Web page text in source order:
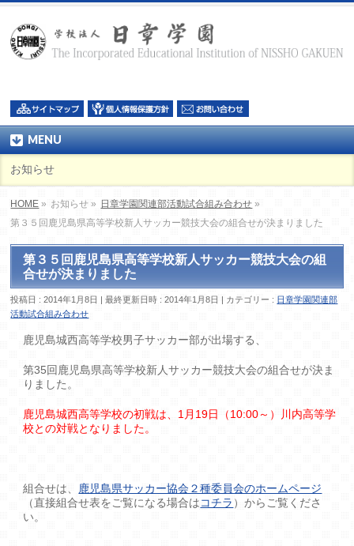
MENU
お知らせ
HOME » お知らせ » 日章学園関連部活動試合組み合わせ »
第３５回鹿児島県高等学校新人サッカー競技大会の組合せが決まりました
第３５回鹿児島県高等学校新人サッカー競技大会の組
合せが決まりました
投稿日 : 2014年1月8日 最終更新日時 : 2014年1月8日 カテゴリー : 日章学園関連部
活動試合組み合わせ
鹿児島城西高等学校男子サッカー部が出場する、
第35回鹿児島県高等学校新人サッカー競技大会の組合せが決ま
りました。
鹿児島城西高等学校の初戦は、1月19日（10:00～）川内高等学
校との対戦となりました。
組合せは、 鹿児島県サッカー協会２種委員会のホームページ
（直接組合せ表をご覧になる場合はコチラ ）からご覧くださ
い。